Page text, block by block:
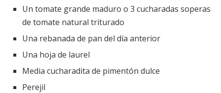
Un tomate grande maduro o 3 cucharadas soperas
de tomate natural triturado
Una rebanada de pan del día anterior
Una hoja de laurel
Media cucharadita de pimentón dulce
Perejil